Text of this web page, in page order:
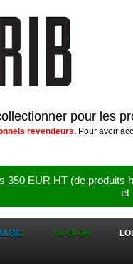
pour les
revendeurs. Pour avoir
350 EUR HT (de
et
YU-GI-OH